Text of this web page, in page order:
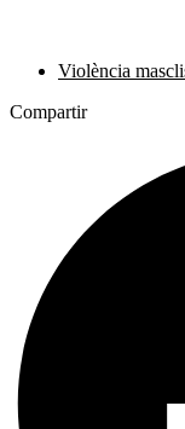
Violència
Compartir